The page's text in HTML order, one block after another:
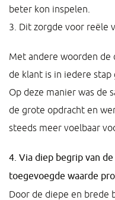
beter kon inspelen.
3. Dit zorgde voor reële
Met andere woorden de
de klant is in iedere stap
Op deze manier was de
de grote opdracht en
steeds meer voelbaar
4. Via diep begrip van
toegevoegde waarde
Door de diepe en brede